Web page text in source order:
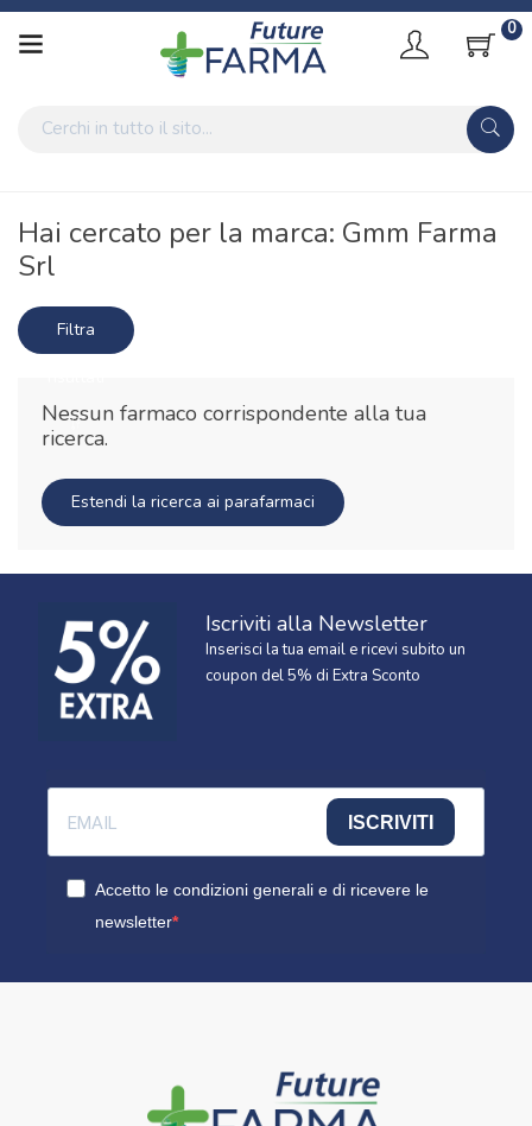
0
Home Marche parafarmaci Gmm Farma Srl
Hai cercato per la marca: Gmm Farma
Srl
Filtra
Nessun farmaco corrispondente alla tua
ricerca.
Estendi la ricerca ai parafarmaci
Iscriviti alla Newsletter
Inserisci la tua email e ricevi subito un
coupon del 5% di Extra Sconto
ISCRIVITI
Accetto le condizioni generali e di ricevere le
newsletter